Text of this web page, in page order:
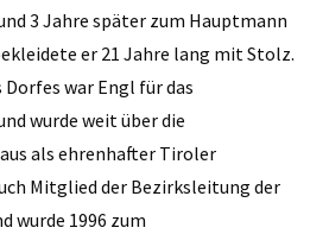
3 Jahre später zum Hauptmann
er 21 Jahre lang mit Stolz.
war Engl für das
wurde weit über die
als ehrenhafter Tiroler
Mitglied der Bezirksleitung der
wurde 1996 zum